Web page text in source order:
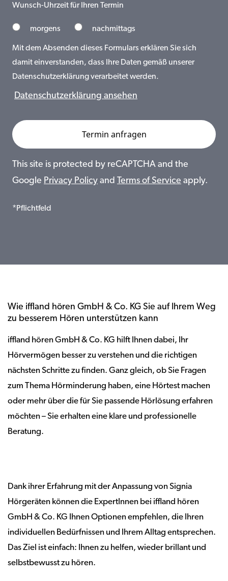
Wunsch-Uhrzeit für Ihren Termin
morgens nachmittags
Mit dem Absenden dieses Formulars erklären Sie sich
damit einverstanden, dass Ihre Daten gemäß unserer
Datenschutzerklärung verarbeitet werden.
Datenschutzerklärung ansehen
This site is protected by reCAPTCHA and the
Google Privacy Policy and Terms of Service apply.
*Pflichtfeld
Wie iffland hören GmbH & Co. KG Sie auf Ihrem Weg
zu besserem Hören unterstützen kann
iffland hören GmbH & Co. KG hilft Ihnen dabei, Ihr
Hörvermögen besser zu verstehen und die richtigen
nächsten Schritte zu finden. Ganz gleich, ob Sie Fragen
zum Thema Hörminderung haben, eine Hörtest machen
oder mehr über die für Sie passende Hörlösung erfahren
möchten – Sie erhalten eine klare und professionelle
Beratung.
Dank ihrer Erfahrung mit der Anpassung von Signia
Hörgeräten können die ExpertInnen bei iffland hören
GmbH & Co. KG Ihnen Optionen empfehlen, die Ihren
individuellen Bedürfnissen und Ihrem Alltag entsprechen.
Das Ziel ist einfach: Ihnen zu helfen, wieder brillant und
selbstbewusst zu hören.